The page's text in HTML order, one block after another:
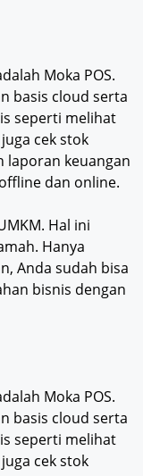
Moka POS.
basis cloud serta
seperti melihat
cek stok
laporan keuangan
dan online.
Hal ini
Hanya
Anda sudah bisa
bisnis dengan
Moka POS.
basis cloud serta
seperti melihat
cek stok